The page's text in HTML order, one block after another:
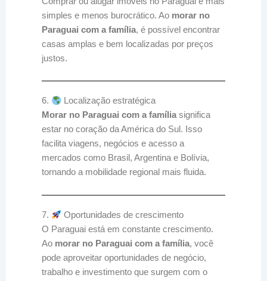
simples e menos burocrático. Ao morar no
Paraguai com a família, é possível encontrar
casas amplas e bem localizadas por preços
justos.
6.
Localização estratégica
Morar no Paraguai com a famíliasignifica
estar no coração da América do Sul. Isso
facilita viagens, negócios e acesso a
mercados como Brasil, Argentina e Bolívia,
tornando a mobilidade regional mais fluida.
7.
Oportunidades de crescimento
O Paraguai está em constante crescimento.
Ao morar no Paraguai com a família, você
pode aproveitar oportunidades de negócio,
trabalho e investimento que surgem com o